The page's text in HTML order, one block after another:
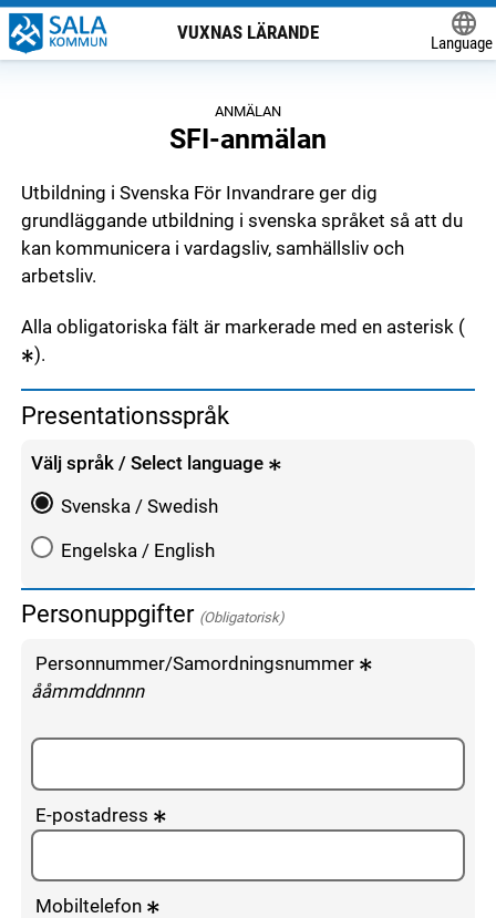
VUXNAS LÄRANDE
Language
ANMÄLAN
SFI-anmälan
Utbildning i Svenska För Invandrare ger dig
grundläggande utbildning i svenska språket så att du
kan kommunicera i vardagsliv, samhällsliv och
arbetsliv.
Alla obligatoriska fält är markerade med en asterisk (
).
Presentationsspråk
Välj språk / Select language
Svenska / Swedish
Engelska / English
Personuppgifter (Obligatorisk)
Personnummer/Samordningsnummer
enligt följande mönster:
ååmmddnnnn
E-postadress
Mobiltelefon